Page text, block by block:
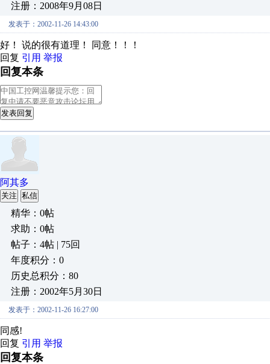
注册：2008年9月08日
发表于：2002-11-26 14:43:00
好！ 说的很有道理！ 同意！！！
回复 引用 举报
回复本条
发表回复
阿其多
关注 私信
精华：0帖
求助：0帖
帖子：4帖 | 75回
年度积分：0
历史总积分：80
注册：2002年5月30日
发表于：2002-11-26 16:27:00
同感!
回复 引用 举报
回复本条